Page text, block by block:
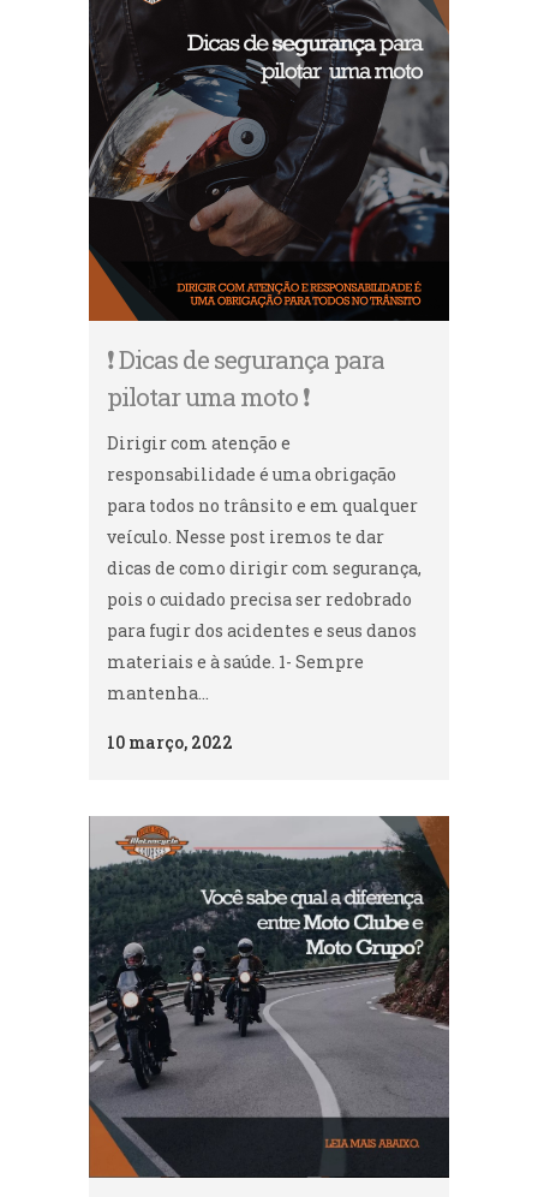
❗ Dicas de segurança para
pilotar uma moto ❗
Dirigir com atenção e
responsabilidade é uma obrigação
para todos no trânsito e em qualquer
veículo. Nesse post iremos te dar
dicas de como dirigir com segurança,
pois o cuidado precisa ser redobrado
para fugir dos acidentes e seus danos
materiais e à saúde. 1- Sempre
mantenha...
10 março, 2022